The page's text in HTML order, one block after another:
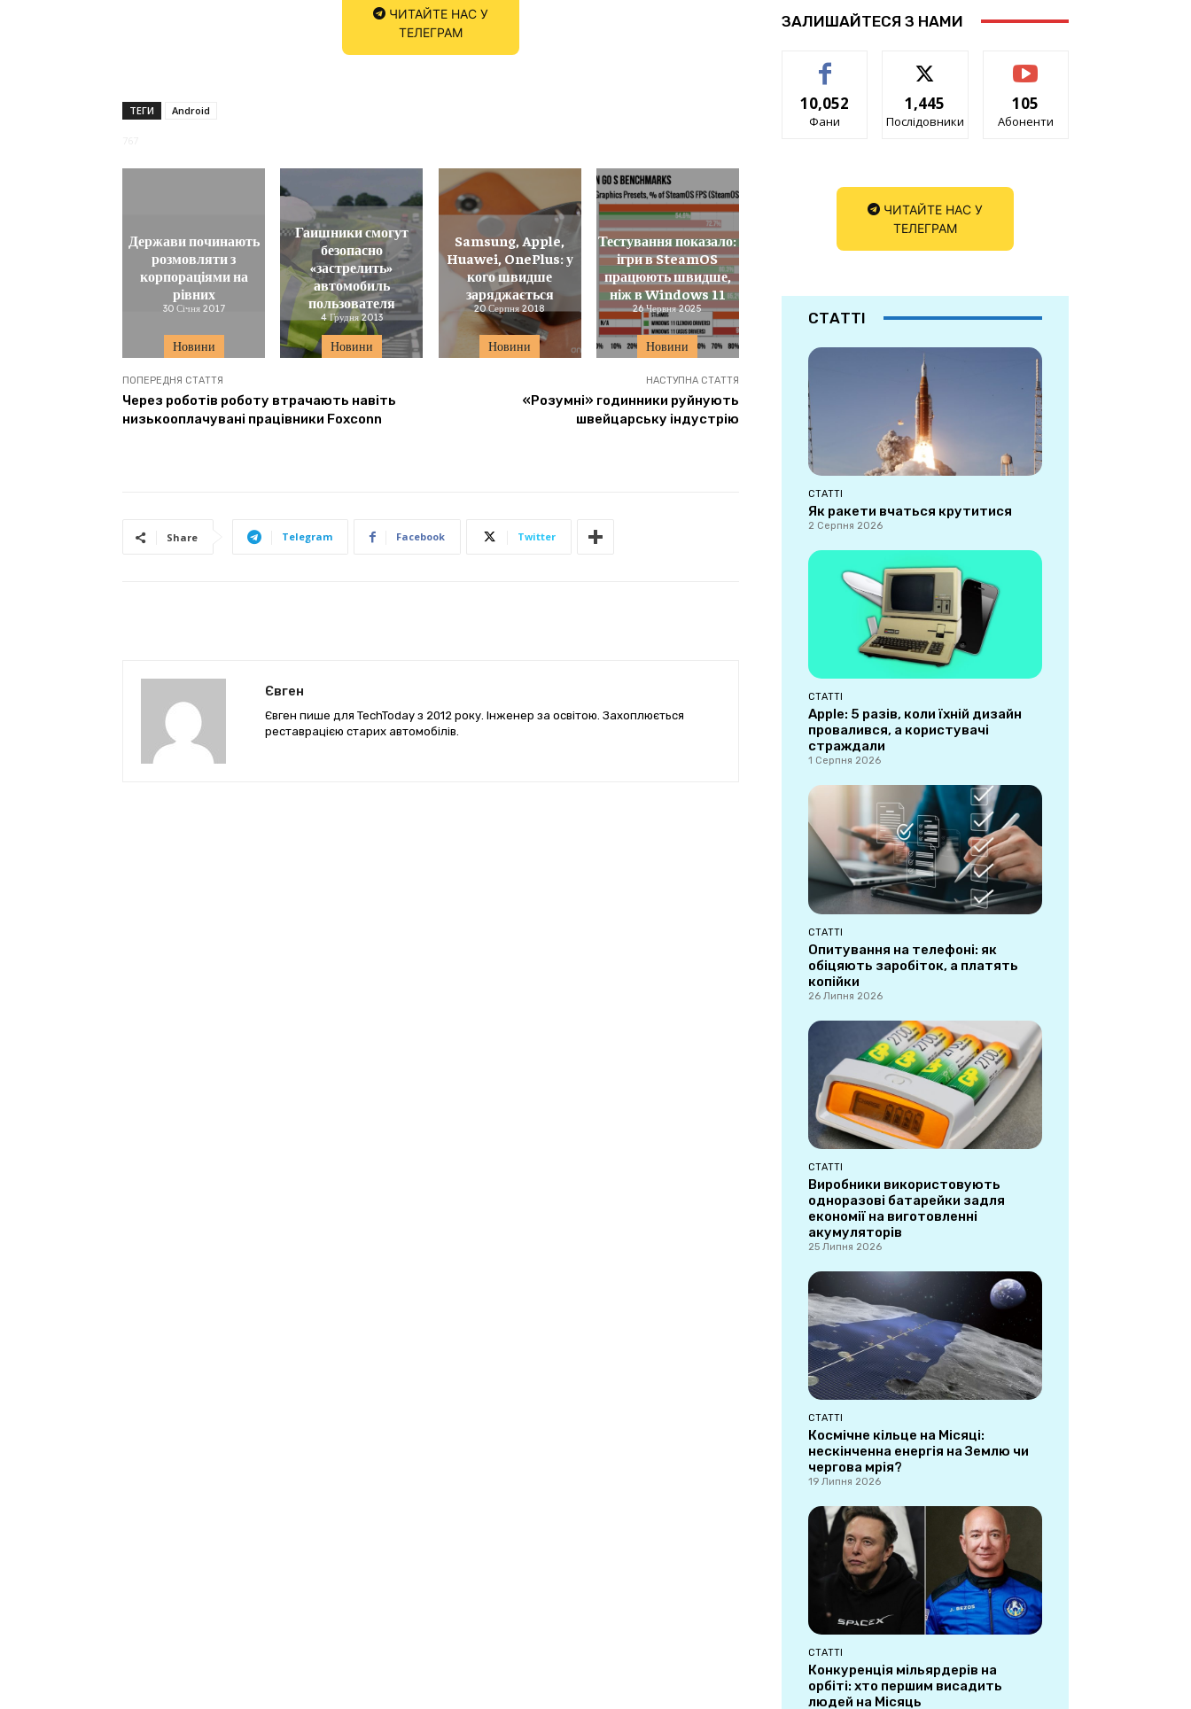
ЧИТАЙТЕ НАС У
ТЕЛЕГРАМ
ТЕГИ Android
Новини
Держави починають
розмовляти з
корпораціями на
рівних
30 Січня 2017
Новини
Гаишники смогут
безопасно
«застрелить»
автомобиль
пользователя
4 Грудня 2013
Новини
Samsung, Apple,
Huawei, OnePlus: у
кого швидше
заряджається
20 Серпня 2018
Новини
Тестування показало:
ігри в SteamOS
працюють швидше,
ніж в Windows 11
26 Червня 2025
ПОПЕРЕДНЯ СТАТТЯ
Через роботів роботу втрачають навіть
низькооплачувані працівники Foxconn
НАСТУПНА СТАТТЯ
«Розумні» годинники руйнують
швейцарську індустрію
Share Telegram Facebook Twitter
Євген
Євген пише для TechToday з 2012 року. Інженер за освітою. Захоплюється
реставрацією старих автомобілів.
ЗАЛИШАЙТЕСЯ З НАМИ
10,052
Фани
1,445
Послідовники
105
Абоненти
ЧИТАЙТЕ НАС У
ТЕЛЕГРАМ
СТАТТІ
СТАТТІ
Як ракети вчаться крутитися
2 Серпня 2026
СТАТТІ
Apple: 5 разів, коли їхній дизайн
провалився, а користувачі
страждали
1 Серпня 2026
СТАТТІ
Опитування на телефоні: як
обіцяють заробіток, а платять
копійки
26 Липня 2026
СТАТТІ
Виробники використовують
одноразові батарейки задля
економії на виготовленні
акумуляторів
25 Липня 2026
СТАТТІ
Космічне кільце на Місяці:
нескінченна енергія на Землю чи
чергова мрія?
19 Липня 2026
СТАТТІ
Конкуренція мільярдерів на
орбіті: хто першим висадить
людей на Місяць